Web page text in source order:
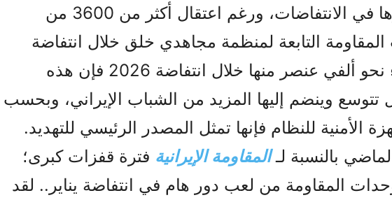
واعترفوا بدورها في الانتفاضات، ورغم اعتقال أكثر من 3600 من
التابعة لمنظمة مجاهدي خلق خلال انتفاضة
2022 واختفاء نحو ألفي عنصر منها خلال انتفاضة 2026 فإن هذه
تتوسع وينضم إليها المزيد من الشباب الإيراني، وبحسب
الأمنية للنظام فإنها تمثل المصدر الرئيسي للتهديد.
بالنسبة لـالمقاومة الإيرانية فترة قفزات كبرى؛
المقاومة من لعب دور هام في انتفاضة يناير.. لقد